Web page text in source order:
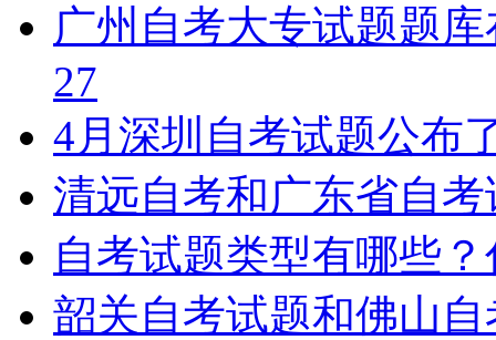
广州自考大专试题题
27
4月深圳自考试题公布
清远自考和广东省自
自考试题类型有哪些
韶关自考试题和佛山